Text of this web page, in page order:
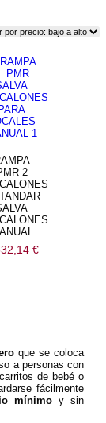
2
€
que se coloca
a personas con
de bebé o
fácilmente
mínimo y sin